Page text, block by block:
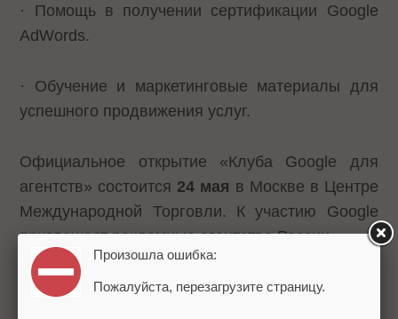
· Помощь в получении сертификации Google
AdWords.
· Обучение и маркетинговые материалы для
успешного продвижения услуг.
Официальное открытие «Клуба Google для
агентств» состоится 24 мая в Москве в Центре
Международной Торговли. К участию Google
приглашает рекламные агентства России.
Также отметим, накануне Google презентовал
Произошла ошибка:
Пожалуйста, перезагрузите страницу.